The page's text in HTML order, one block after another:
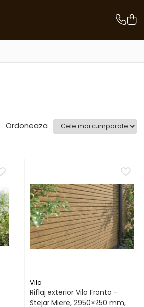
Ordoneaza:
Vilo
Riflaj exterior Vilo Fronto -
Stejar Miere, 2950×250 mm,